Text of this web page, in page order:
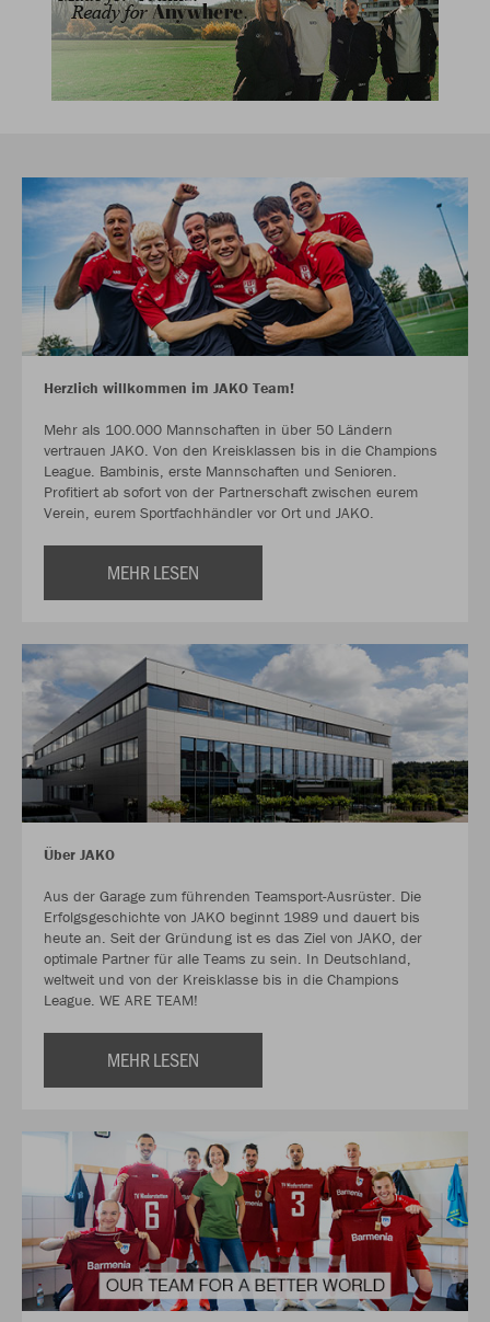
Herzlich willkommen im JAKO Team!
Mehr als 100.000 Mannschaften in über 50 Ländern
vertrauen JAKO. Von den Kreisklassen bis in die Champions
League. Bambinis, erste Mannschaften und Senioren.
Profitiert ab sofort von der Partnerschaft zwischen eurem
Verein, eurem Sportfachhändler vor Ort und JAKO.
MEHR LESEN
Über JAKO
Aus der Garage zum führenden Teamsport-Ausrüster. Die
Erfolgsgeschichte von JAKO beginnt 1989 und dauert bis
heute an. Seit der Gründung ist es das Ziel von JAKO, der
optimale Partner für alle Teams zu sein. In Deutschland,
weltweit und von der Kreisklasse bis in die Champions
League. WE ARE TEAM!
MEHR LESEN